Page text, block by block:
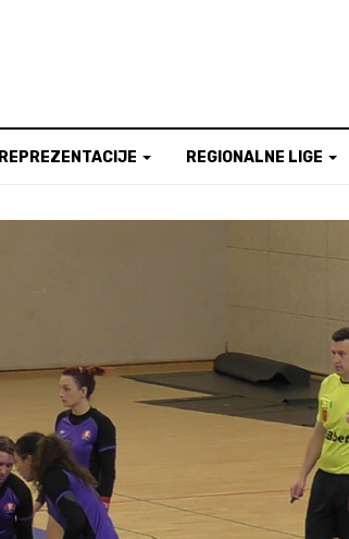
REPREZENTACIJE REGIONALNE LIGE